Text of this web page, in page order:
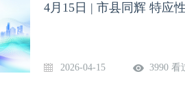
4月15日 | 市县同辉 特应
2026-04-15 3990 看